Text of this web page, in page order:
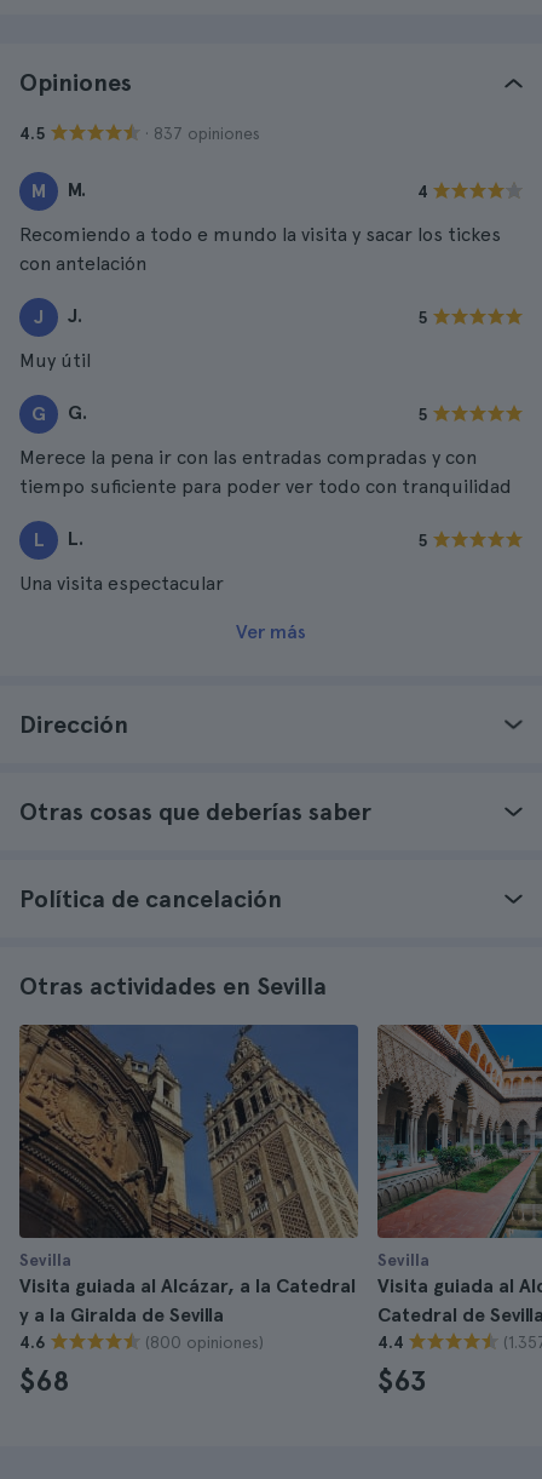
Opiniones
4.5 · 837 opiniones
M M. 4
Recomiendo a todo e mundo la visita y sacar los tickes
con antelación
J J. 5
Muy útil
G G. 5
Merece la pena ir con las entradas compradas y con
tiempo suficiente para poder ver todo con tranquilidad
L L. 5
Una visita espectacular
Ver más
Dirección
Otras cosas que deberías saber
Política de cancelación
Otras actividades en Sevilla
Sevilla
Visita guiada al Alcázar, a la Catedral
y a la Giralda de Sevilla
4.6 (800 opiniones)
$68
Sevilla
Visita guiada al
Catedral de
4.4
$63